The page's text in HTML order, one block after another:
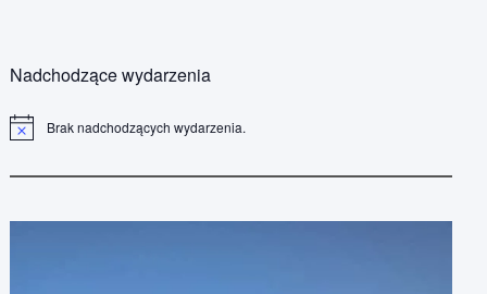
Nadchodzące wydarzenia
P
d
Brak nadchodzących wydarzenia.